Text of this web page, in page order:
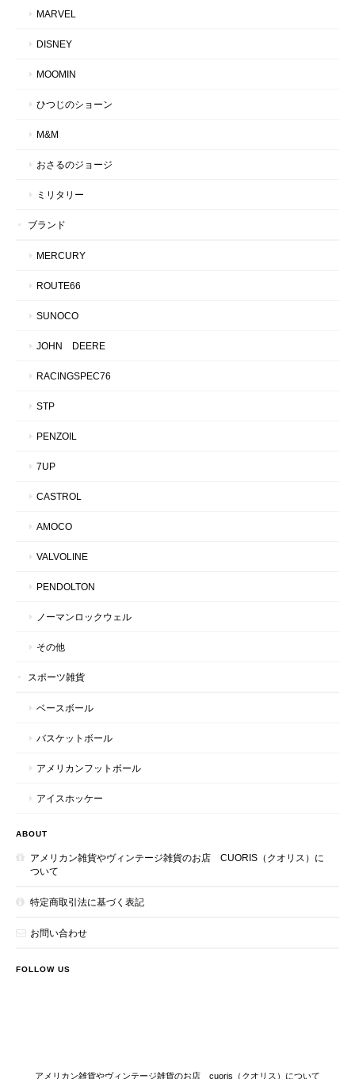
MARVEL
DISNEY
MOOMIN
ひつじのショーン
M&M
おさるのジョージ
ミリタリー
ブランド
MERCURY
ROUTE66
SUNOCO
JOHN DEERE
RACINGSPEC76
STP
PENZOIL
7UP
CASTROL
AMOCO
VALVOLINE
PENDOLTON
ノーマンロックウェル
その他
スポーツ雑貨
ベースボール
バスケットボール
アメリカンフットボール
アイスホッケー
ABOUT
アメリカン雑貨やヴィンテージ雑貨のお店 CUORIS（クオリス）に
ついて
特定商取引法に基づく表記
お問い合わせ
FOLLOW US
アメリカン雑貨やヴィンテージ雑貨のお店 cuoris（クオリス）について